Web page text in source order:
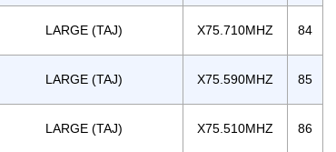
LARGE (TAJ) X75.710MHZ 84
LARGE (TAJ) X75.590MHZ 85
LARGE (TAJ) X75.510MHZ 86